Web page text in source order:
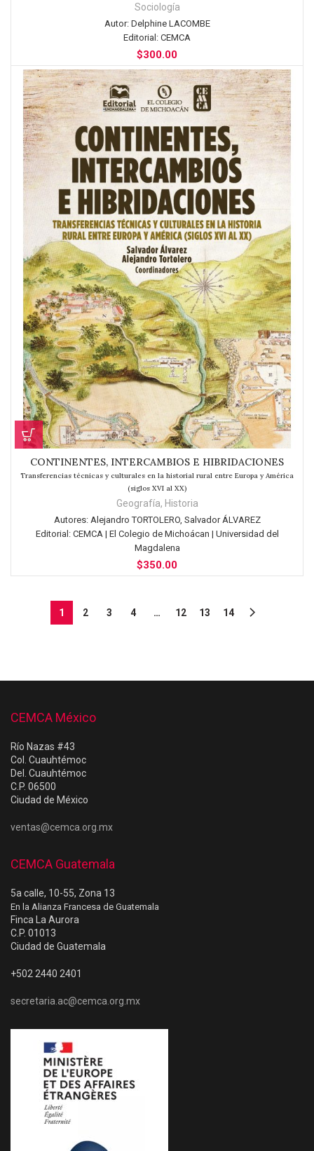
Sociología
Autor:Delphine LACOMBE
Editorial: CEMCA
$300.00
CONTINENTES, INTERCAMBIOS E HIBRIDACIONES
Transferencias técnicas y culturales en la historial rural entre Europa y América
(siglos XVI al XX)
Geografía, Historia
Autores:Alejandro TORTOLERO, Salvador ÁLVAREZ
Editorial:CEMCA | El Colegio de Michoácan | Universidad del
Magdalena
$350.00
1 2 3 4 … 12 13 14
CEMCA México
Río Nazas #43
Col. Cuauhtémoc
Del. Cuauhtémoc
C.P. 06500
Ciudad de México
ventas@cemca.org.mx
CEMCA Guatemala
5a calle, 10-55, Zona 13
En la Alianza Francesa de Guatemala
Finca La Aurora
C.P. 01013
Ciudad de Guatemala
+502 2440 2401
secretaria.ac@cemca.org.mx